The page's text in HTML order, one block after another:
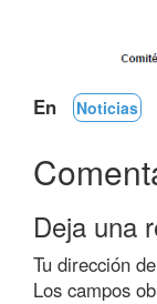
En Noticias
Deja una
Tu dirección
Los campos